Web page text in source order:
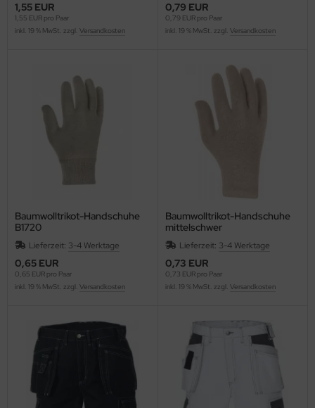
1,55 EUR
1,55 EUR pro Paar
inkl. 19 % MwSt. zzgl. Versandkosten
0,79 EUR
0,79 EUR pro Paar
inkl. 19 % MwSt. zzgl. Versandkosten
Baumwolltrikot-Handschuhe
B1720
Lieferzeit: 3-4 Werktage
0,65 EUR
0,65 EUR pro Paar
inkl. 19 % MwSt. zzgl. Versandkosten
Baumwolltrikot-Handschuhe
mittelschwer
Lieferzeit: 3-4 Werktage
0,73 EUR
0,73 EUR pro Paar
inkl. 19 % MwSt. zzgl. Versandkosten